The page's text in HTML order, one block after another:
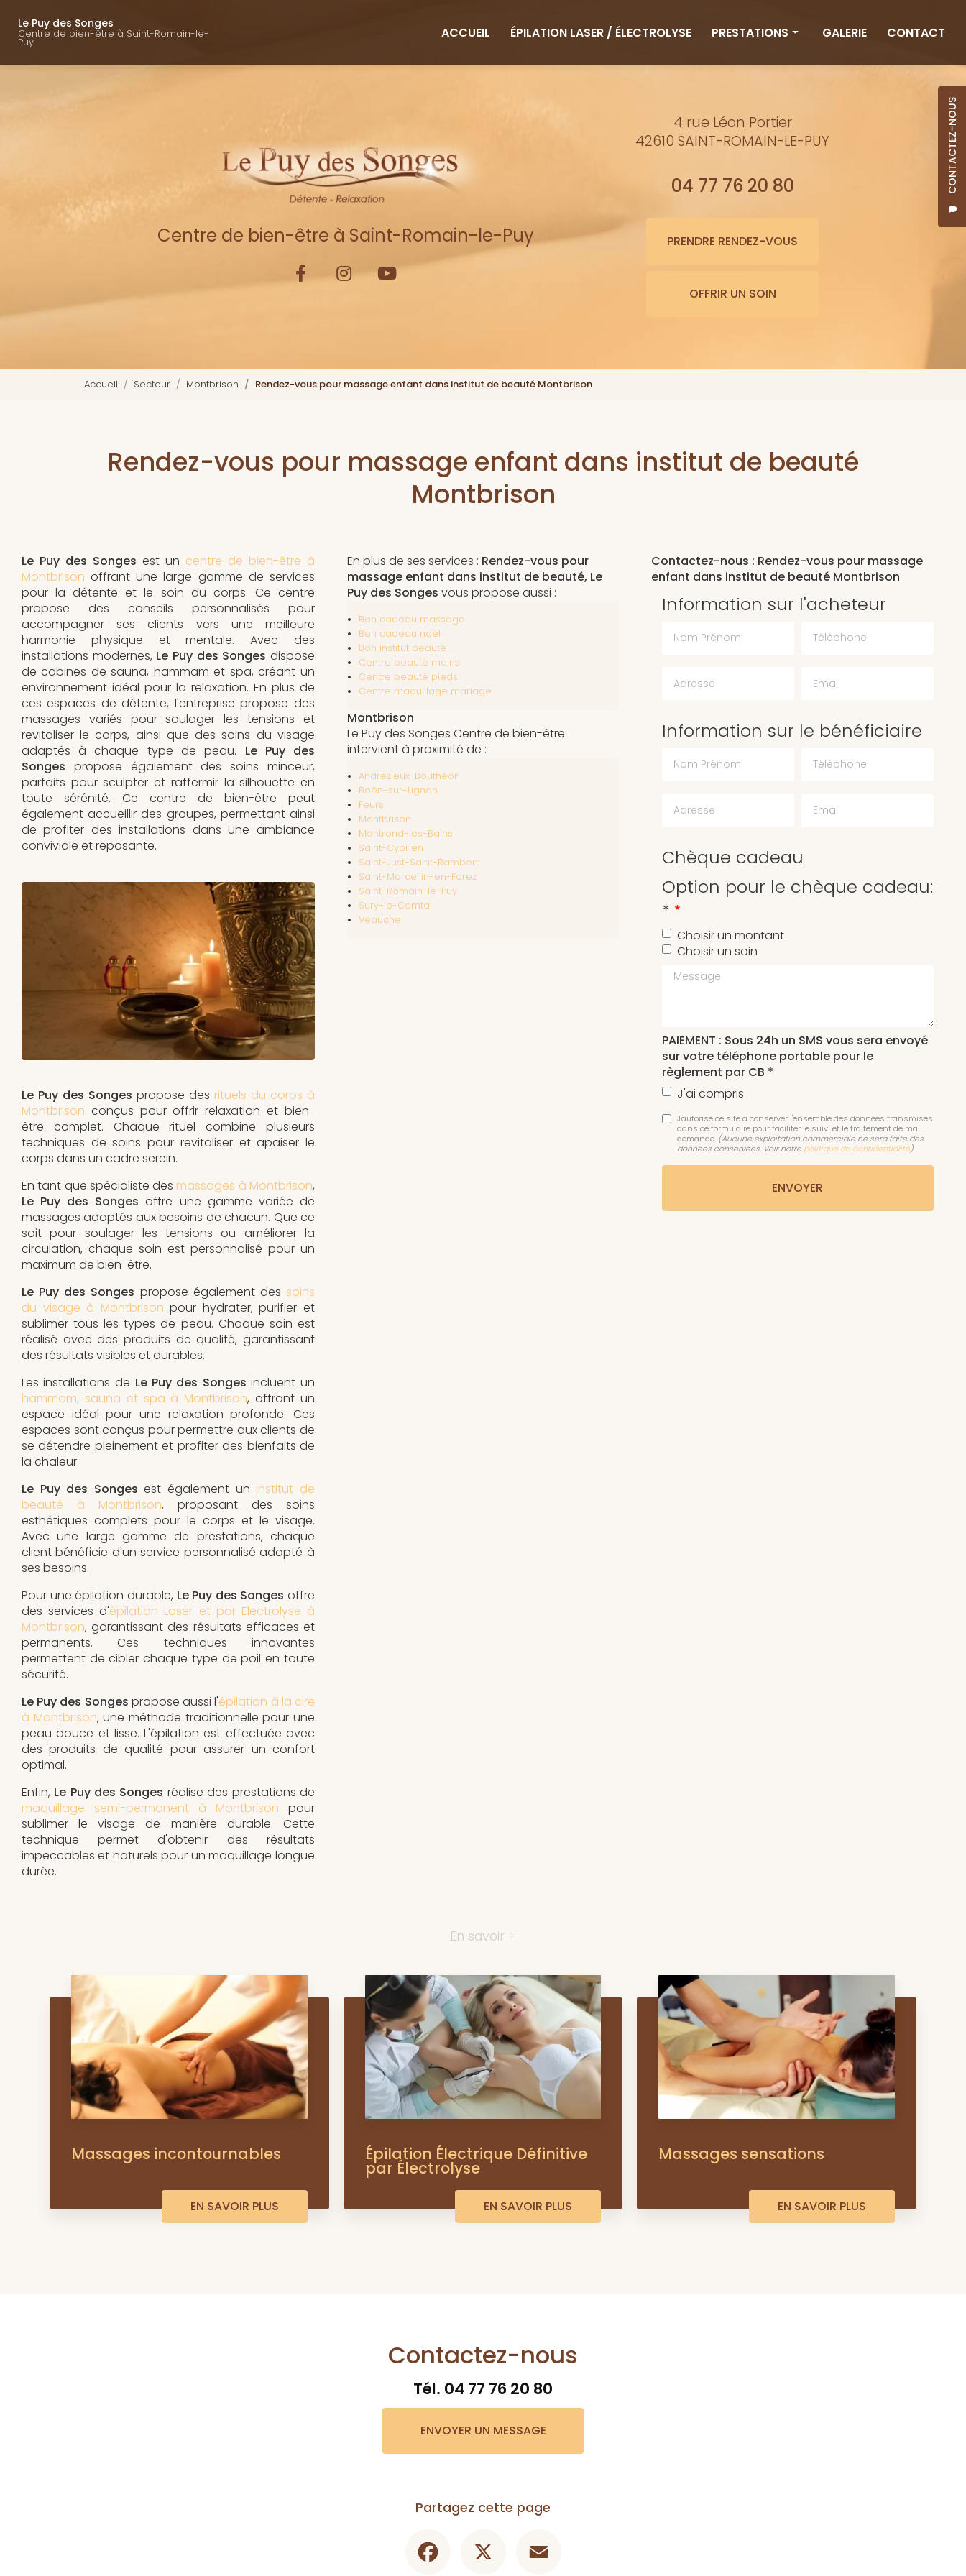
contenu
Le Puy des Songes
Centre de bien-être à Saint-Romain-le-
Puy
CONTACTEZ-NOUS
ACCUEIL
ÉPILATION LASER / ÉLECTROLYSE PRESTATIONS
Minceur
Bienfaits de l'eau
GALERIE CONTACT
Centre de bien-être à Saint-Romain-le-Puy
4 rue Léon Portier
42610 SAINT-ROMAIN-LE-PUY
04 77 76 20 80
PRENDRE RENDEZ-VOUS
OFFRIR UN SOIN
Accueil Secteur Montbrison Rendez-vous pour massage enfant dans institut de beauté Montbrison
Rendez-vous pour massage enfant dans institut de beauté
Montbrison
Le Puy des Songes est un centre de bien-être à
Montbrison offrant une large gamme de services
pour la détente et le soin du corps. Ce centre
propose des conseils personnalisés pour
accompagner ses clients vers une meilleure
harmonie physique et mentale. Avec des
installations modernes, Le Puy des Songes dispose
de cabines de sauna, hammam et spa, créant un
environnement idéal pour la relaxation. En plus de
ces espaces de détente, l'entreprise propose des
massages variés pour soulager les tensions et
revitaliser le corps, ainsi que des soins du visage
adaptés à chaque type de peau. Le Puy des
Songes propose également des soins minceur,
parfaits pour sculpter et raffermir la silhouette en
toute sérénité. Ce centre de bien-être peut
également accueillir des groupes, permettant ainsi
de profiter des installations dans une ambiance
conviviale et reposante.
Le Puy des Songes propose des rituels du corps à
Montbrison conçus pour offrir relaxation et bien-
être complet. Chaque rituel combine plusieurs
techniques de soins pour revitaliser et apaiser le
corps dans un cadre serein.
En tant que spécialiste des massages à Montbrison,
Le Puy des Songes offre une gamme variée de
massages adaptés aux besoins de chacun. Que ce
soit pour soulager les tensions ou améliorer la
circulation, chaque soin est personnalisé pour un
maximum de bien-être.
Le Puy des Songes propose également des soins
du visage à Montbrison pour hydrater, purifier et
sublimer tous les types de peau. Chaque soin est
réalisé avec des produits de qualité, garantissant
des résultats visibles et durables.
Les installations de Le Puy des Songes incluent un
hammam, sauna et spa à Montbrison, offrant un
espace idéal pour une relaxation profonde. Ces
espaces sont conçus pour permettre aux clients de
se détendre pleinement et profiter des bienfaits de
la chaleur.
Le Puy des Songes est également un institut de
beauté à Montbrison, proposant des soins
esthétiques complets pour le corps et le visage.
Avec une large gamme de prestations, chaque
client bénéficie d'un service personnalisé adapté à
ses besoins.
Pour une épilation durable, Le Puy des Songes offre
des services d'épilation Laser et par Electrolyse à
Montbrison, garantissant des résultats efficaces et
permanents. Ces techniques innovantes
permettent de cibler chaque type de poil en toute
sécurité.
Le Puy des Songes propose aussi l'épilation à la cire
à Montbrison, une méthode traditionnelle pour une
peau douce et lisse. L'épilation est effectuée avec
des produits de qualité pour assurer un confort
optimal.
Enfin, Le Puy des Songes réalise des prestations de
maquillage semi-permanent à Montbrison pour
sublimer le visage de manière durable. Cette
technique permet d'obtenir des résultats
impeccables et naturels pour un maquillage longue
durée.
En plus de ses services : Rendez-vous pour
massage enfant dans institut de beauté, Le
Puy des Songes vous propose aussi :
Bon cadeau massage
Bon cadeau noël
Bon institut beauté
Centre beauté mains
Centre beauté pieds
Centre maquillage mariage
Montbrison
Le Puy des Songes Centre de bien-être
intervient à proximité de :
Andrézieux-Bouthéon
Boën-sur-Lignon
Feurs
Montbrison
Montrond-les-Bains
Saint-Cyprien
Saint-Just-Saint-Rambert
Saint-Marcellin-en-Forez
Saint-Romain-le-Puy
Sury-le-Comtal
Veauche
Contactez-nous : Rendez-vous pour massage
enfant dans institut de beauté Montbrison
Information sur l'acheteur
Information sur le bénéficiaire
Chèque cadeau
Option pour le chèque cadeau:
*
Choisir un montant
Choisir un soin
Message
PAIEMENT : Sous 24h un SMS vous sera envoyé
sur votre téléphone portable pour le
règlement par CB *
J'ai compris
J'autorise ce site à conserver l'ensemble des données transmises
dans ce formulaire pour faciliter le suivi et le traitement de ma
demande. (Aucune exploitation commerciale ne sera faite des
données conservées. Voir notre politique de confidentialité)
En savoir +
Massages incontournables
EN SAVOIR PLUS
Épilation Électrique Définitive
par Électrolyse
EN SAVOIR PLUS
Massages sensations
EN SAVOIR PLUS
Contactez-nous
Tél. 04 77 76 20 80
ENVOYER UN MESSAGE
Partagez cette page